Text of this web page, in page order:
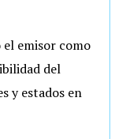
emisor como
del
y estados en